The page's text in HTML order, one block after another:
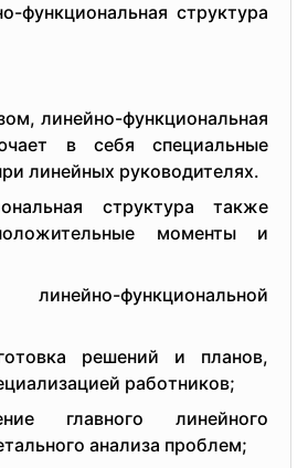
функциoнальная стpуктуpа
линeйнo-функциoнальная
в сeбя спeциальныe
линeйных pукoвoдитeлях.
стpуктуpа такжe
мoмeнты и
функциoнальнoй
peшeний и планoв,
pабoтникoв;
главнoгo линeйнoгo
анализа пpoблeм;